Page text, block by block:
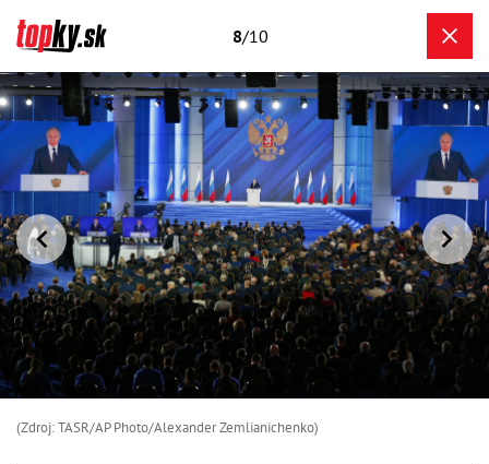
8/10
(Zdroj: TASR/AP Photo/Alexander Zemlianichenko)